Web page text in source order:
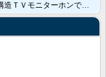
ペット飼育可／インターネット無料／制震構造ＴＶモニターホンで来訪者をチェック／忙しい身支度を快適に！･･･